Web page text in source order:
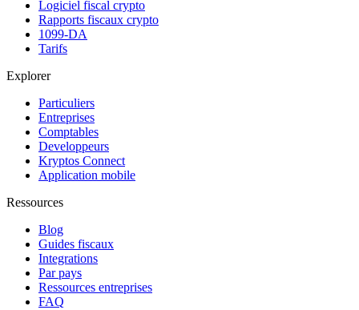
Logiciel fiscal crypto
Rapports fiscaux crypto
1099-DA
Tarifs
Explorer
Particuliers
Entreprises
Comptables
Developpeurs
Kryptos Connect
Application mobile
Ressources
Blog
Guides fiscaux
Integrations
Par pays
Ressources entreprises
FAQ